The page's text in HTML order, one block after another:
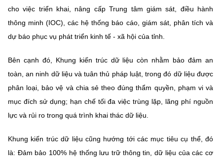
cho việc triển khai, nâng cấp Trung tâm giám sát, điều hành
thông minh (IOC), các hệ thống báo cáo, giám sát, phân tích và
dự báo phục vụ phát triển kinh tế - xã hội của tỉnh.
Bên cạnh đó, Khung kiến trúc dữ liệu còn nhằm bảo đảm an
toàn, an ninh dữ liệu và tuân thủ pháp luật, trong đó dữ liệu được
phân loại, bảo vệ và chia sẻ theo đúng thẩm quyền, phạm vi và
mục đích sử dụng; hạn chế tối đa việc trùng lặp, lãng phí nguồn
lực và rủi ro trong quá trình khai thác dữ liệu.
Khung kiến trúc dữ liệu cũng hướng tới các mục tiêu cụ thể, đó
là: Đảm bảo 100% hệ thống lưu trữ thông tin, dữ liệu của các cơ